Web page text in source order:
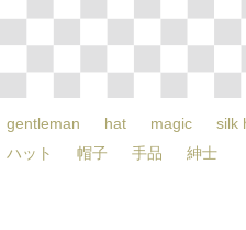
gentleman hat magic silk
ハット
帽子 手品 紳士